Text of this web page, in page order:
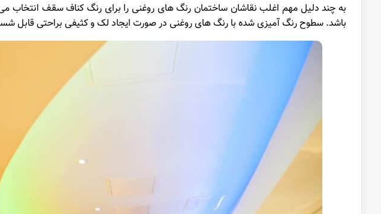
به چند دلیل مهم اغلب نقاشان ساختمان رنگ های روغنی را برای رنگ کناف سقف انتخاب
باشد. سطوح رنگ آمیزی شده با رنگ های روغنی در صورت ایجاد لک و کثیفی براحتی قابل